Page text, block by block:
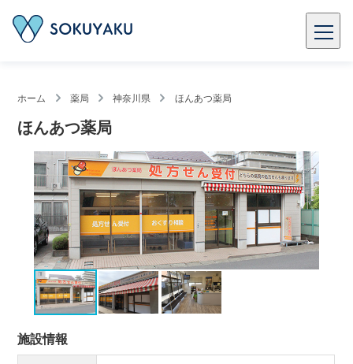
ホーム 薬局 神奈川県 ほんあつ薬局
ほんあつ薬局
施設情報